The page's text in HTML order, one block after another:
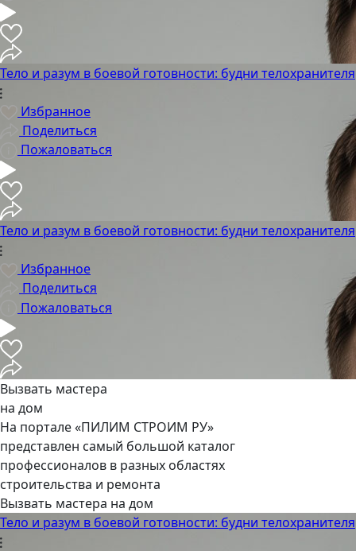
Тело и разум в боевой готовности: будни телохранителя
Избранное
Поделиться
Пожаловаться
Тело и разум в боевой готовности: будни телохранителя
Избранное
Поделиться
Пожаловаться
Вызвать мастера
на дом
На портале «ПИЛИМ СТРОИМ РУ»
представлен самый большой каталог
профессионалов в разных областях
строительства и ремонта
Вызвать мастера на дом
Тело и разум в боевой готовности: будни телохранителя